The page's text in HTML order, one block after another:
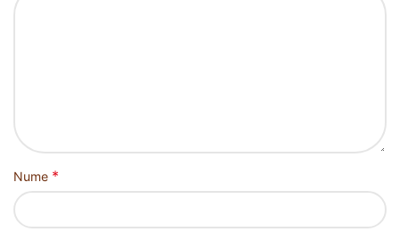
Nume *